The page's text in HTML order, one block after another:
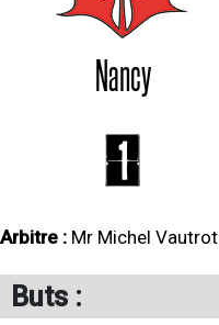
Nancy
1
Arbitre : Mr Michel Vautrot
Buts :